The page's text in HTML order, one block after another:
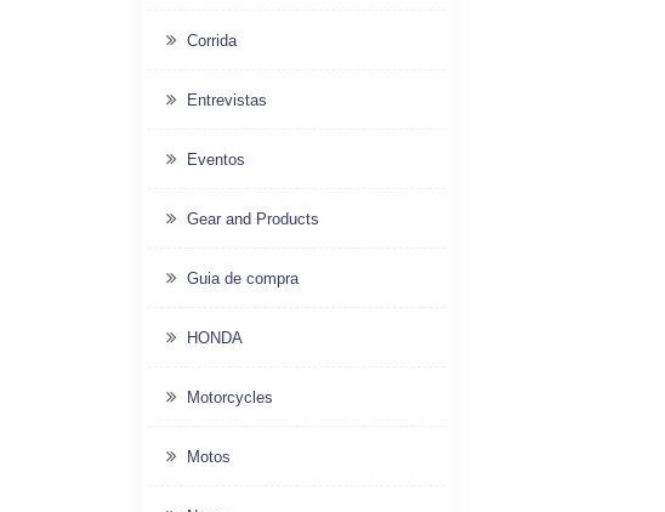
Corrida
Entrevistas
Eventos
Gear and Products
Guia de compra
HONDA
Motorcycles
Motos